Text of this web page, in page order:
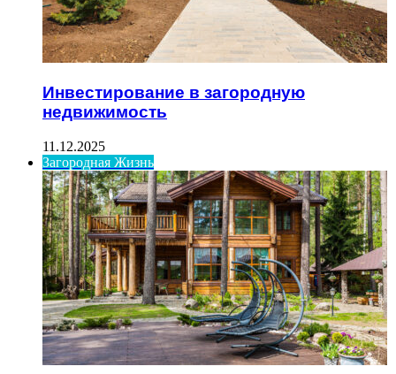
Инвестирование в загородную
недвижимость
11.12.2025
Загородная Жизнь